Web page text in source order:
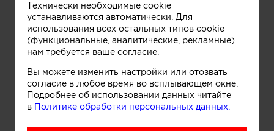
Информация
Технически необходимые cookie
устанавливаются автоматически. Для
использования всех остальных типов cookie
(функциональные, аналитические, рекламные)
нам требуется ваше согласие.
Вы можете изменить настройки или отозвать
согласие в любое время во всплывающем окне.
Подробнее об использовании данных читайте
в Политике обработки персональных данных.